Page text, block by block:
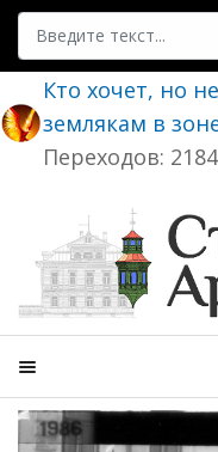
Поиск
Кто хочет, но
землякам в
Переходов: